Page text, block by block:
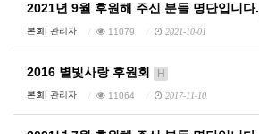
2021년 9월 후원해 주신 분들 명단입니다.
본회| 관리자 11079 2021-10-01
2016 별빛사랑 후원회 H
본회| 관리자 11064 2017-11-10